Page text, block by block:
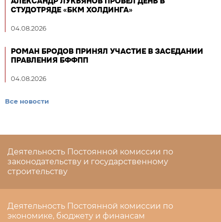
СТУДОТРЯДЕ «БКМ ХОЛДИНГА»
04.08.2026
РОМАН БРОДОВ ПРИНЯЛ УЧАСТИЕ В ЗАСЕДАНИИ
ПРАВЛЕНИЯ БФФПП
04.08.2026
Все новости
Деятельность Постоянной комиссии по
законодательству и государственному
строительству
Деятельность Постоянной комиссии по
экономике, бюджету и финансам